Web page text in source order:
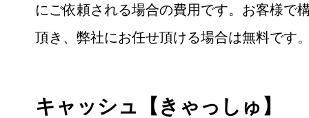
にご依頼される場合の費用です。お客様で
頂き、弊社にお任せ頂ける場合は無料です
キャッシュ【きゃっしゅ】